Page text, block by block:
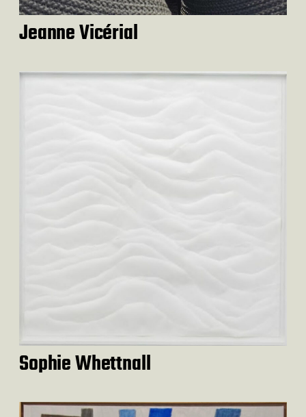
Jeanne Vicérial
Sophie Whettnall